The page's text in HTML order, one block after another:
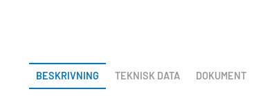
BESKRIVNING TEKNISK DATA DOKUMENT